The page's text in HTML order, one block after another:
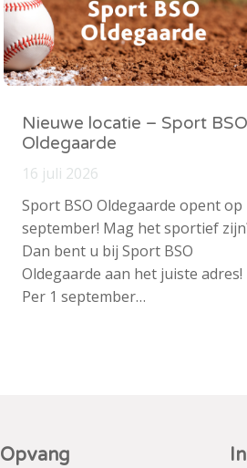
Nieuwe locatie – Sport BSO
Oldegaarde
16 juli 2026
Sport BSO Oldegaarde opent op
september! Mag het sportief
Dan bent u bij Sport BSO
Oldegaarde aan het juiste adres!
Per 1 september…
Opvang